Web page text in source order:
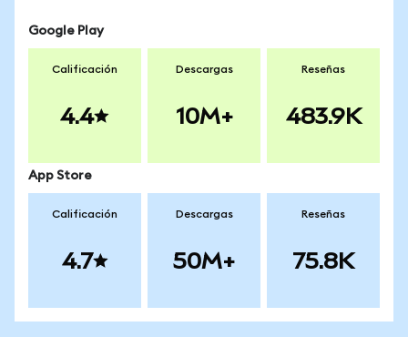
Google Play
Calificación
4.4
Descargas
10M+
Reseñas
483.9K
App Store
Calificación
4.7
Descargas
50M+
Reseñas
75.8K